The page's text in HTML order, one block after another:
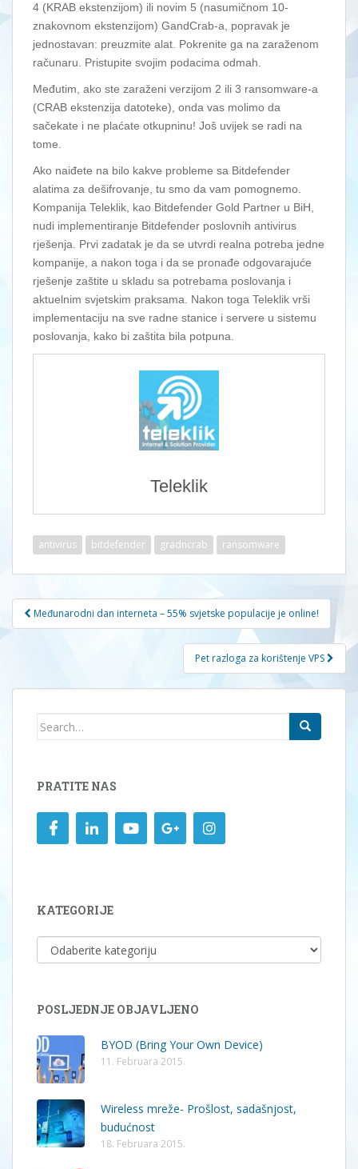
4 (KRAB ekstenzijom) ili novim 5 (nasumičnom 10-
znakovnom ekstenzijom) GandCrab-a, popravak je
jednostavan: preuzmite alat. Pokrenite ga na zaraženom
računaru. Pristupite svojim podacima odmah.
Međutim, ako ste zaraženi verzijom 2 ili 3 ransomware-a
(CRAB ekstenzija datoteke), onda vas molimo da
sačekate i ne plaćate otkupninu! Još uvijek se radi na
tome.
Ako naiđete na bilo kakve probleme sa Bitdefender
alatima za dešifrovanje, tu smo da vam pomognemo.
Kompanija Teleklik, kao Bitdefender Gold Partner u BiH,
nudi implementiranje Bitdefender poslovnih antivirus
rješenja. Prvi zadatak je da se utvrdi realna potreba jedne
kompanije, a nakon toga i da se pronađe odgovarajuće
rješenje zaštite u skladu sa potrebama poslovanja i
aktuelnim svjetskim praksama. Nakon toga Teleklik vrši
implementaciju na sve radne stanice i servere u sistemu
poslovanja, kako bi zaštita bila potpuna.
Teleklik
antivirus bitdefender gradncrab ransomware
Navigacija
članaka
Međunarodni dan interneta – 55% svjetske populacije je online!
Pet razloga za korištenje VPS
Search
PRATITE NAS
KATEGORIJE
KATEGORIJE
POSLJEDNJE OBJAVLJENO
BYOD (Bring Your Own Device)
11. Februara 2015.
Wireless mreže- Prošlost, sadašnjost,
budućnost
18. Februara 2015.